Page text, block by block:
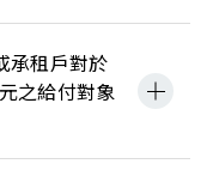
承租戶對於
之給付對象